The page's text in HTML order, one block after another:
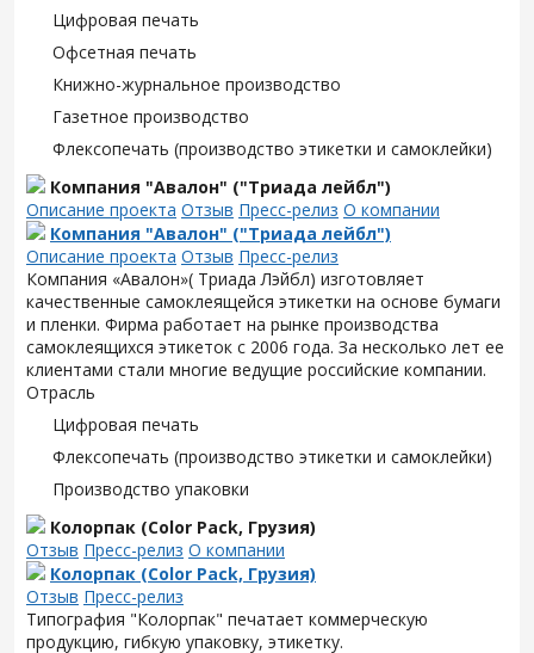
Цифровая печать
Офсетная печать
Книжно-журнальное производство
Газетное производство
Флексопечать (производство этикетки и самоклейки)
Компания "Авалон" ("Триада лейбл")
Описание проекта Отзыв Пресс-релиз О компании
Компания "Авалон" ("Триада лейбл")
Описание проекта Отзыв Пресс-релиз
Компания «Авалон»( Триада Лэйбл) изготовляет
качественные самоклеящейся этикетки на основе бумаги
и пленки. Фирма работает на рынке производства
самоклеящихся этикеток с 2006 года. За несколько лет ее
клиентами стали многие ведущие российские компании.
Отрасль
Цифровая печать
Флексопечать (производство этикетки и самоклейки)
Производство упаковки
Колорпак (Color Pack, Грузия)
Отзыв Пресс-релиз О компании
Колорпак (Color Pack, Грузия)
Отзыв Пресс-релиз
Типография "Колорпак" печатает коммерческую
продукцию, гибкую упаковку, этикетку.